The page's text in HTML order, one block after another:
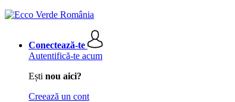
Conectează-te
Autentifică-te acum
Ești nou aici?
Creează un cont